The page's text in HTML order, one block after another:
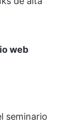
web
seminario